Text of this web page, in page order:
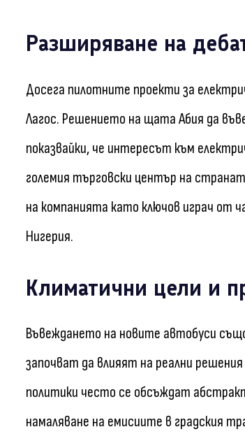
Разширяване на
Досега пилотните проекти за
Лагос. Решението на щата Абия да
показвайки, че интересът към
големия търговски център на
на компанията като ключов играч от
Нигерия.
Климатични цели и
Въвеждането на новите автобуси
започват да влияят на реални
политики често се обсъждат
намаляване на емисиите в градския